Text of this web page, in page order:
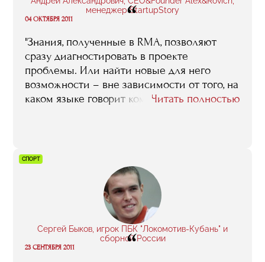
менеджер StartupStory
“
04 ОКТЯБРЯ 2011
"Знания, полученные в RMA, позволяют
сразу диагностировать в проекте
проблемы. Или найти новые для него
возможности – вне зависимости от того, на
каком языке говорит команда стартапа, и в
Читать полностью
СПОРТ
Сергей Быков, игрок ПБК "Локомотив-Кубань" и
сборной России
“
23 СЕНТЯБРЯ 2011